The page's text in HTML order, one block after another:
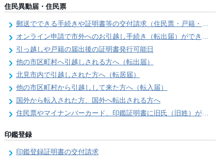
住民異動届・住民票
郵送でできる手続きや証明書等の交付請求（住民票・戸籍・国民年金関係）
オンライン申請で市外へのお引越し手続き（転出届）ができます
引っ越しや戸籍の届出後の証明書発行可能日
他の市区町村へ引越しされる方へ（転出届）
北見市内で引越しされた方へ（転居届）
他の市区町村から引越しして来た方へ（転入届）
国外から転入された方、国外へ転出される方へ
住民票やマイナンバーカード、印鑑証明書に旧氏（旧姓）が併記できるようになりました！
印鑑登録
印鑑登録証明書の交付請求